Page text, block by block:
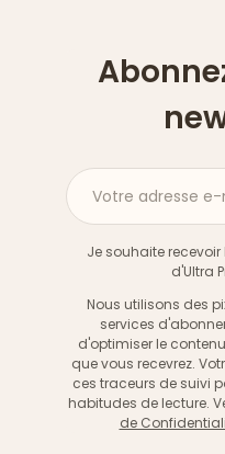
Votre adresse
Je souhaite
d'Ultra
Nous utilisons des
services
d'optimiser le
que vous recevrez.
ces traceurs de suivi
habitudes de lecture.
de